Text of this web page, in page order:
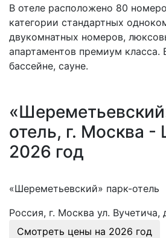
В отеле расположено 80
категории стандартных
двукомнатных номеров,
апартаментов премиум класса.
бассейне, сауне.
отель, г. Москва -
2026 год
«Шереметьевский» парк-отель
Россия, г. Москва ул. Вучетича,
Смотреть цены на 2026 год